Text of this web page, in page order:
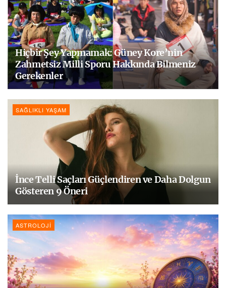
Hiçbir Şey Yapmamak: Güney Kore’nin
Zahmetsiz Milli Sporu Hakkında Bilmeniz
Gerekenler
SAĞLIKLI YAŞAM
İnce Telli Saçları Güçlendiren ve Daha Dolgun
Gösteren 9 Öneri
ASTROLOJI